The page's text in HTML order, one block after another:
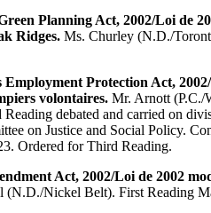
Planning Act, 2002/Loi de
Ridges. Ms. Churley (N.D./
Protection Act,
volontaires. Mr. Arnott (P.C./
debated and carried on
on Justice and Social Policy.
Ordered for Third Reading.
Act, 2002/Loi de 2002
(N.D./Nickel Belt). First Reading